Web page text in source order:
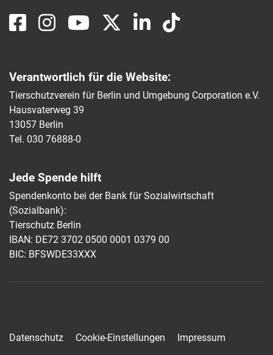
Verantwortlich für die Website:
Tierschutzverein für Berlin und Umgebung Corporation e.V.
Hausvaterweg 39
13057 Berlin
Tel. 030 76888-0
Jede Spende hilft
Spendenkonto bei der Bank für Sozialwirtschaft
(Sozialbank):
Tierschutz Berlin
IBAN: DE72 3702 0500 0001 0379 00
BIC: BFSWDE33XXX
Datenschutz Cookie-Einstellungen Impressum